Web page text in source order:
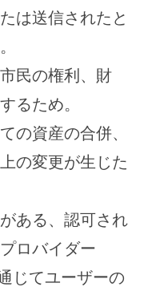
は送信されたと
民の権利、財
るため。
の資産の合併、
の変更が生じた
ある、認可され
ロバイダー
じてユーザーの